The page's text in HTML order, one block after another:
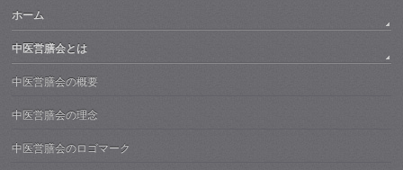
ホーム
中医営膳会とは
中医営膳会の概要
中医営膳会の理念
中医営膳会のロゴマーク